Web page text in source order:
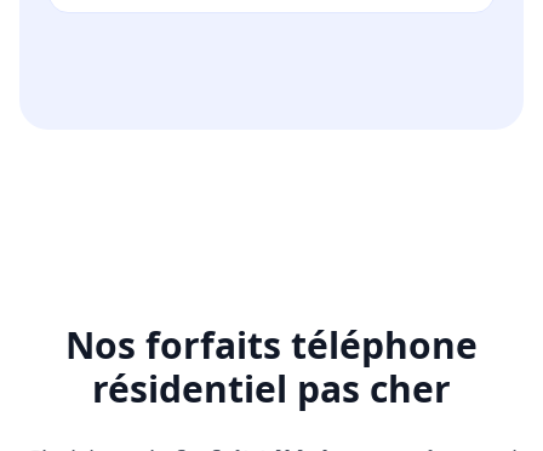
Nos forfaits téléphone
résidentiel pas cher